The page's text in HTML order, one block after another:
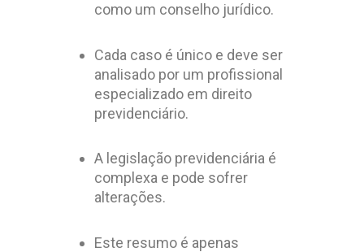
como um conselho jurídico.
Cada caso é único e deve ser
analisado por um profissional
especializado em direito
previdenciário.
A legislação previdenciária é
complexa e pode sofrer
alterações.
Este resumo é apenas